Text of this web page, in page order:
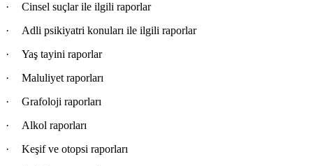
·
Cinsel suçlar ile ilgili raporlar
·
Adli psikiyatri konuları ile ilgili raporlar
·
Yaş tayini raporlar
·
Maluliyet raporları
·
Grafoloji raporları
·
Alkol raporları
·
Keşif ve otopsi raporları